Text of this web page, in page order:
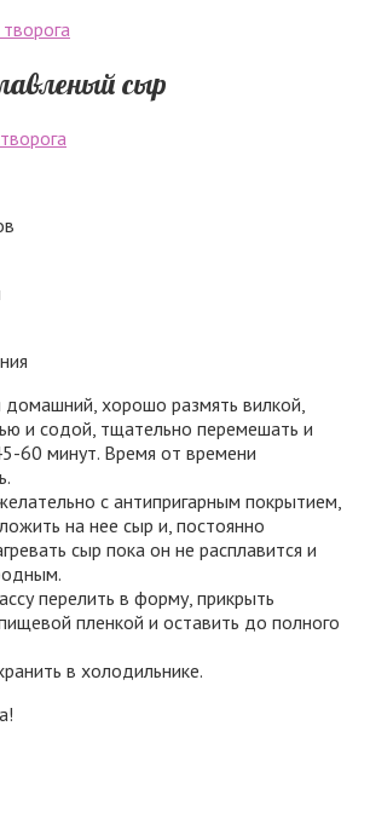
сыр
домашний, хорошо размять вилкой,
и содой, тщательно перемешать и
60 минут. Время от времени
с антипригарным покрытием,
на нее сыр и, постоянно
сыр пока он не расплавится и
перелить в форму, прикрыть
пленкой и оставить до полного
в холодильнике.